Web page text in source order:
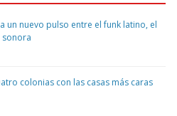
un nuevo pulso entre el funk latino, el
sonora
colonias con las casas más caras